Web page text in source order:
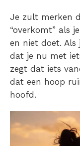
Je zult merken
“overkomt” als
en niet doet. Als
dat je nu met
zegt dat iets
dat een hoop
hoofd.